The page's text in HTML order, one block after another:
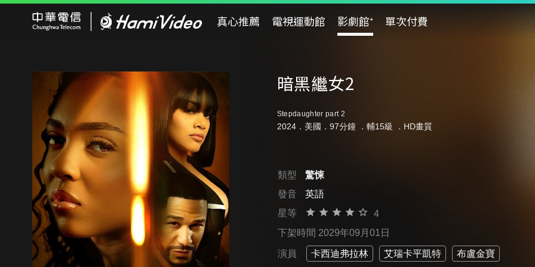
真心推薦 電視運動館 影劇館⁺ 單次付費
暗黑繼女2
Stepdaughter part 2
2024．美國．97分鐘 ． 輔15級 ．HD畫質
類型
驚悚
發音
英語
星等
4
下架時間 2029年09月01日
演員 卡西迪弗拉林 艾瑞卡平凱特 布盧金寶